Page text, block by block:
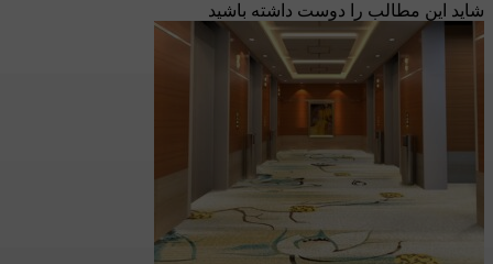
شاید این مطالب را دوست داشته باشید